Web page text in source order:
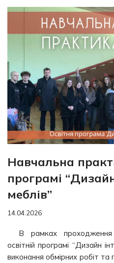
Навчальна
програмі
меблів”
14.04.2026
В рамках проходження
освітній програмі “Дизайн
виконання обмірних робіт